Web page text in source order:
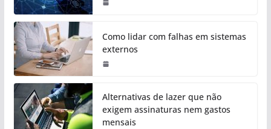
Como lidar com falhas em sistemas
externos
Alternativas de lazer que não
exigem assinaturas nem gastos
mensais